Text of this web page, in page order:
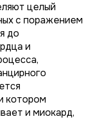
целый
с поражением
до
и
котором
и миокард,